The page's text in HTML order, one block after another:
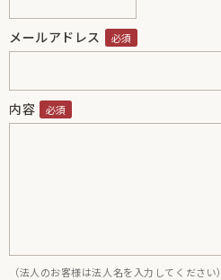
メールアドレス
内容
（法人のお客様は法人名を入力してください）